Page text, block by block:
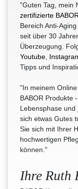
"Guten Tag, mein
zertifizierte
Bereich Anti-
seit über 30
Überzeugung.
Youtube
Tipps und
"In meinem
BABOR Produkte
Lebensphase
sich etwas Gutes
Sie sich mit Ihrer
hochwertigen
können."
Ihre Ruth